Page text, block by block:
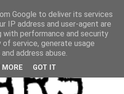
Google to deliver its services
IP address and user-agent are
with performance and security
service, generate usage
address abuse.
MORE GOT IT